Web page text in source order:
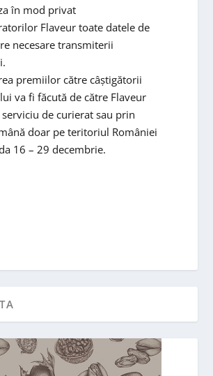
în mod privat
Flaveur toate datele de
necesare transmiterii
premiilor către câștigătorii
va fi făcută de către Flaveur
de curierat sau prin
doar pe teritoriul României
16 – 29 decembrie.